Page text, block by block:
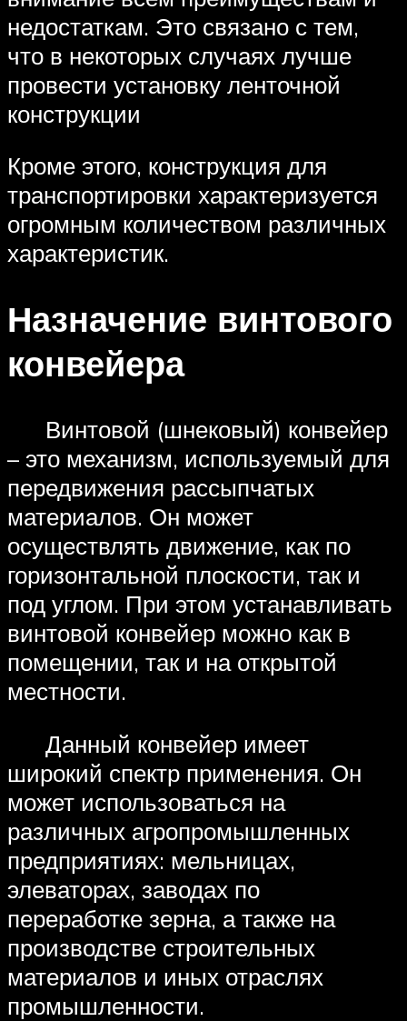
недостаткам. Это связано с тем,
что в некоторых случаях лучше
провести установку ленточной
конструкции
Кроме этого, конструкция для
транспортировки характеризуется
огромным количеством различных
характеристик.
Назначение винтового
конвейера
Винтовой (шнековый) конвейер
– это механизм, используемый для
передвижения рассыпчатых
материалов. Он может
осуществлять движение, как по
горизонтальной плоскости, так и
под углом. При этом устанавливать
винтовой конвейер можно как в
помещении, так и на открытой
местности.
Данный конвейер имеет
широкий спектр применения. Он
может использоваться на
различных агропромышленных
предприятиях: мельницах,
элеваторах, заводах по
переработке зерна, а также на
производстве строительных
материалов и иных отраслях
промышленности.